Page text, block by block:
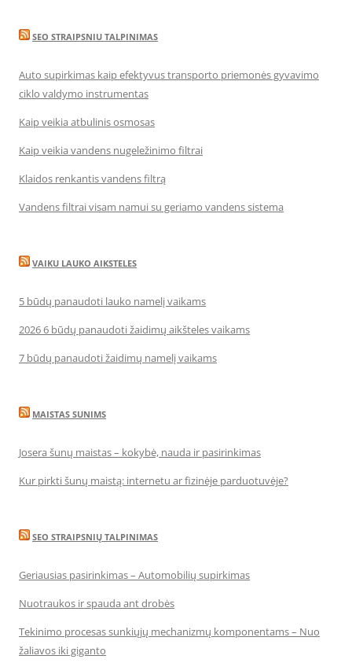
SEO STRAIPSNIU TALPINIMAS
Auto supirkimas kaip efektyvus transporto priemonės gyvavimo
ciklo valdymo instrumentas
Kaip veikia atbulinis osmosas
Kaip veikia vandens nugeležinimo filtrai
Klaidos renkantis vandens filtrą
Vandens filtrai visam namui su geriamo vandens sistema
VAIKU LAUKO AIKSTELES
5 būdų panaudoti lauko namelį vaikams
2026 6 būdų panaudoti žaidimų aikšteles vaikams
7 būdų panaudoti žaidimų namelį vaikams
MAISTAS SUNIMS
Josera šunų maistas – kokybė, nauda ir pasirinkimas
Kur pirkti šunų maistą: internetu ar fizinėje parduotuvėje?
SEO STRAIPSNIŲ TALPINIMAS
Geriausias pasirinkimas – Automobilių supirkimas
Nuotraukos ir spauda ant drobės
Tekinimo procesas sunkiųjų mechanizmų komponentams – Nuo
žaliavos iki giganto